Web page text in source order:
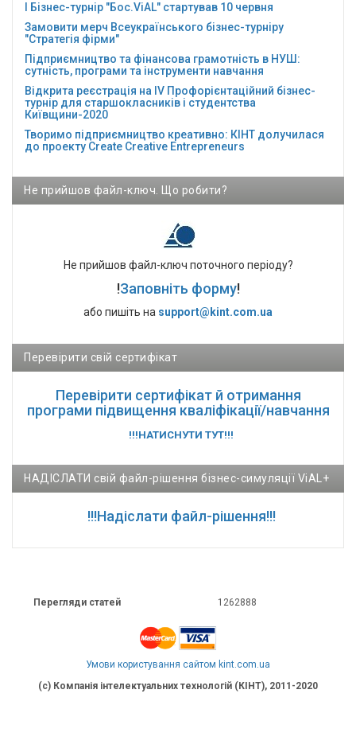
І Бізнес-турнір "Бос.ViAL" стартував 10 червня
Замовити мерч Всеукраїнського бізнес-турніру
"Стратегія фірми"
Підприємництво та фінансова грамотність в НУШ:
сутність, програми та інструменти навчання
Відкрита реєстрація на ІV Профорієнтаційний бізнес-
турнір для старшокласників і студентства
Київщини-2020
Творимо підприємництво креативно: КІНТ долучилася
до проекту Сreate Creative Entrepreneurs
Не прийшов файл-ключ. Що робити?
Не прийшов файл-ключ поточного періоду?
!Заповніть форму!
або пишіть на support@kint.com.ua
Перевірити свій сертифікат
Перевірити сертифікат й отримання
програми підвищення кваліфікації/навчання
!!!НАТИСНУТИ ТУТ!!!
НАДІСЛАТИ свій файл-рішення бізнес-симуляції ViAL+
!!!Надіслати файл-рішення!!!
Перегляди статей 1262888
Умови користування сайтом kint.com.ua
(c) Компанія інтелектуальних технологій (КІНТ), 2011-2020